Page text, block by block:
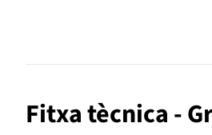
Fitxa tècnica -